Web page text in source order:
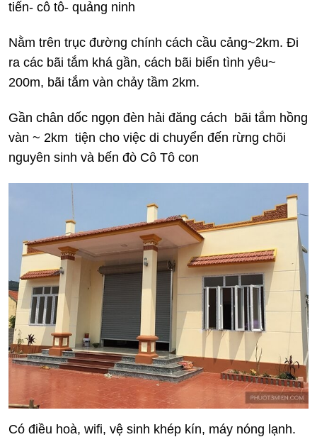
tiến- cô tô- quảng ninh
Nằm trên trục đường chính cách cầu cảng~2km. Đi
ra các bãi tắm khá gần, cách bãi biển tình yêu~
200m, bãi tắm vàn chảy tầm 2km.
Gần chân dốc ngọn đèn hải đăng cách bãi tắm hồng
vàn ~ 2km tiện cho việc di chuyển đến rừng chõi
nguyên sinh và bến đò Cô Tô con
Có điều hoà, wifi, vệ sinh khép kín, máy nóng lạnh.